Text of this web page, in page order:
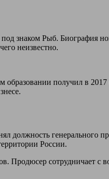
знаком Рыб. Биография
неизвестно.
получил в 2017
должность генерального
России.
сотрудничает с